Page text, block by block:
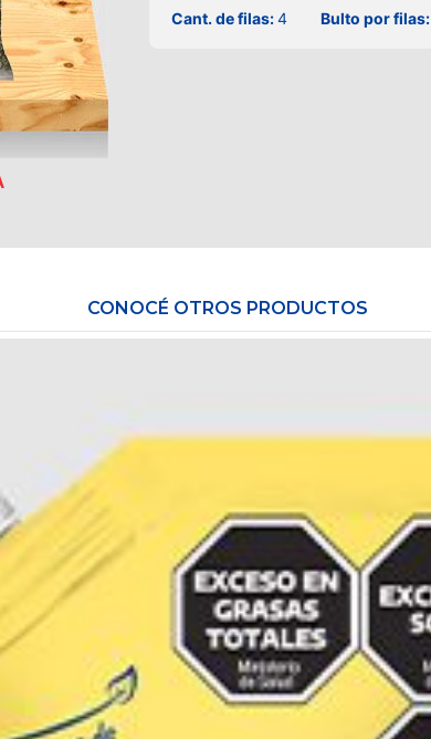
Cant. de filas:4
Bulto por filas:
CONOCÉ OTROS PRODUCTOS